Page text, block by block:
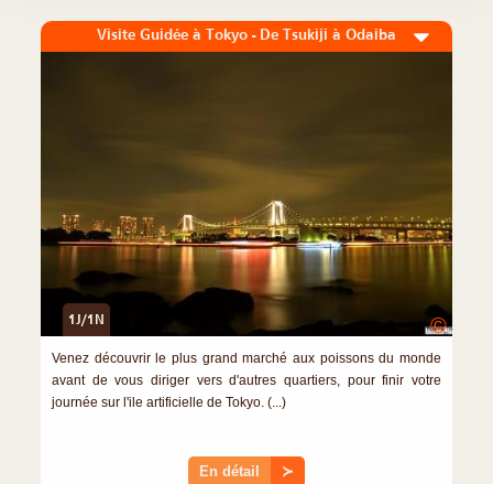
Visite Guidée à Tokyo - De Tsukiji à Odaiba
1J/1N ©
Venez découvrir le plus grand marché aux poissons du monde
avant de vous diriger vers d'autres quartiers, pour finir votre
journée sur l'ile artificielle de Tokyo. (...)
En détail ≻